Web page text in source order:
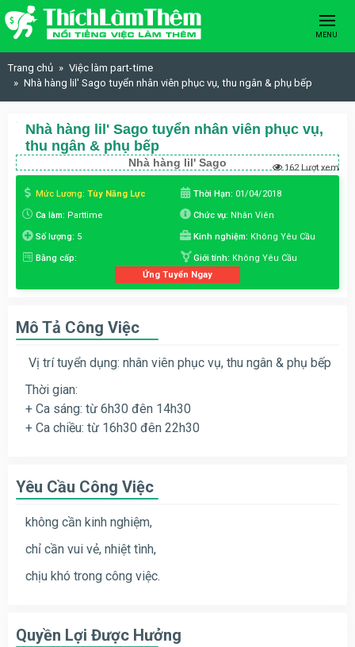
Skip to content
MENU
Trang chủ
Việc làm part-time
Nhà hàng lil' Sago tuyển nhân viên phục vụ, thu ngân & phụ bếp
Nhà hàng lil' Sago tuyển nhân viên phục vụ,
thu ngân & phụ bếp
Nhà hàng lil' Sago 162 Lượt xem
Mức Lương: Tùy Năng Lực Thời Hạn: 01/04/2018
Ca làm: Parttime Chức vụ: Nhân Viên
Số lượng: 5 Kinh nghiệm: Không Yêu Cầu
Bằng cấp: Giới tính: Không Yêu Cầu
Ứng Tuyển Ngay
Mô Tả Công Việc
Vị trí tuyển dụng: nhân viên phục vụ, thu ngân & phụ bếp
Thời gian:
+ Ca sáng: từ 6h30 đên 14h30
+ Ca chiều: từ 16h30 đên 22h30
Yêu Cầu Công Việc
không cần kinh nghiệm,
chỉ cần vui vẻ, nhiệt tình,
chịu khó trong công việc.
Quyền Lợi Được Hưởng